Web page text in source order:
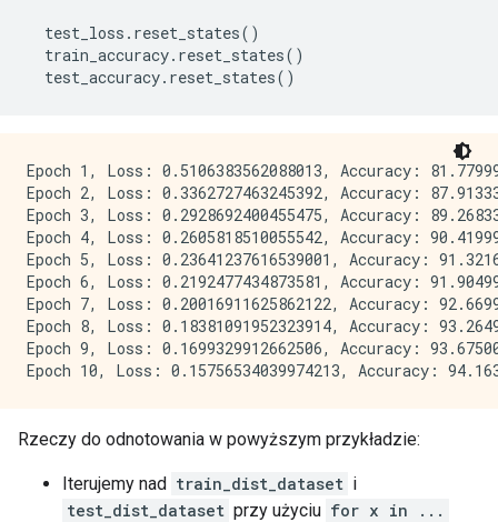
test_loss . reset_states()
train_accuracy. reset_states()
test_accuracy. reset_states()
Epoch 1, Loss: 0.5106383562088013, Accuracy:
Epoch 2, Loss: 0.3362727463245392, Accuracy:
Epoch 3, Loss: 0.2928692400455475, Accuracy:
Epoch 4, Loss: 0.2605818510055542, Accuracy:
Epoch 5, Loss: 0.23641237616539001, Accuracy:
Epoch 6, Loss: 0.2192477434873581, Accuracy:
Epoch 7, Loss: 0.20016911625862122, Accuracy:
Epoch 8, Loss: 0.18381091952323914, Accuracy:
Epoch 9, Loss: 0.1699329912662506, Accuracy:
Rzeczy do odnotowania w powyższym przykładzie:
Iterujemy nad train_dist_dataset i
test_dist_dataset przy użyciu for x in ...